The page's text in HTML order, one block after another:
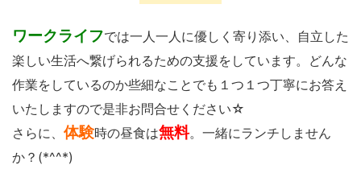
ワークライフでは一人一人に優しく寄り添い、自立した
楽しい生活へ繋げられるための支援をしています。どんな
作業をしているのか些細なことでも１つ１つ丁寧にお答え
いたしますので是非お問合せください☆
さらに、 体験時の昼食は無料。一緒にランチしません
か？(*^^*)